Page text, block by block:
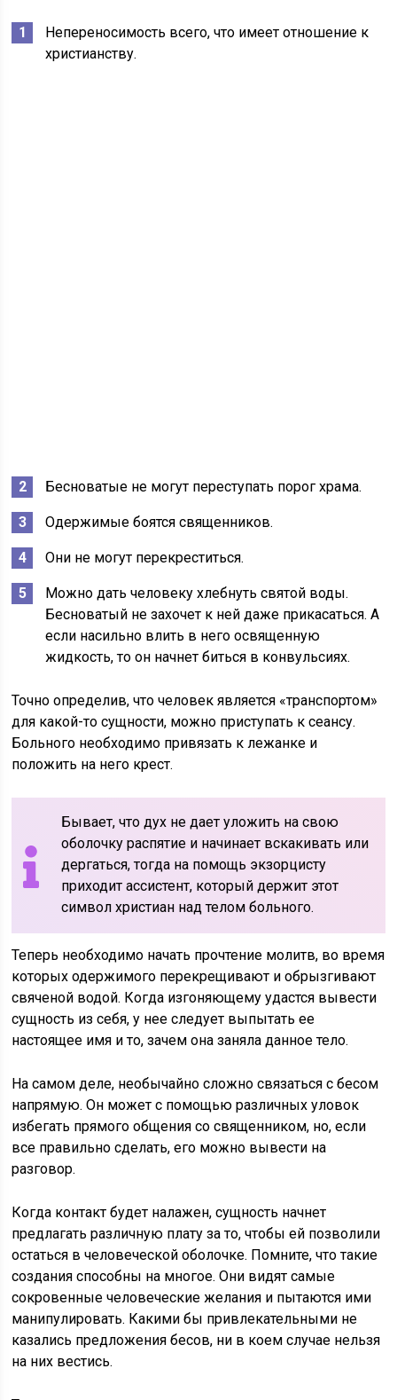
Непереносимость всего, что имеет отношение к
христианству.
Бесноватые не могут переступать порог храма.
Одержимые боятся священников.
Они не могут перекреститься.
Можно дать человеку хлебнуть святой воды.
Бесноватый не захочет к ней даже прикасаться. А
если насильно влить в него освященную
жидкость, то он начнет биться в конвульсиях.
Точно определив, что человек является «транспортом»
для какой-то сущности, можно приступать к сеансу.
Больного необходимо привязать к лежанке и
положить на него крест.
Бывает, что дух не дает уложить на свою
оболочку распятие и начинает вскакивать или
дергаться, тогда на помощь экзорцисту
приходит ассистент, который держит этот
символ христиан над телом больного.
Теперь необходимо начать прочтение молитв, во время
которых одержимого перекрещивают и обрызгивают
свяченой водой. Когда изгоняющему удастся вывести
сущность из себя, у нее следует выпытать ее
настоящее имя и то, зачем она заняла данное тело.
На самом деле, необычайно сложно связаться с бесом
напрямую. Он может с помощью различных уловок
избегать прямого общения со священником, но, если
все правильно сделать, его можно вывести на
разговор.
Когда контакт будет налажен, сущность начнет
предлагать различную плату за то, чтобы ей позволили
остаться в человеческой оболочке. Помните, что такие
создания способны на многое. Они видят самые
сокровенные человеческие желания и пытаются ими
манипулировать. Какими бы привлекательными не
казались предложения бесов, ни в коем случае нельзя
на них вестись.